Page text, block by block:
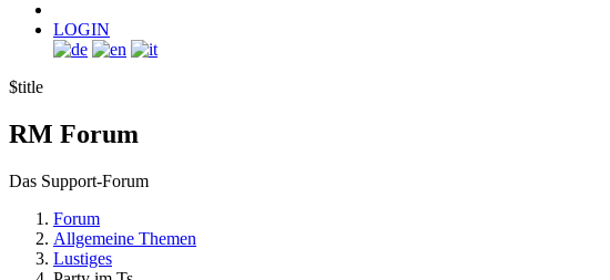
LOGIN
$title
RM Forum
Das Support-Forum
Forum
Allgemeine Themen
Lustiges